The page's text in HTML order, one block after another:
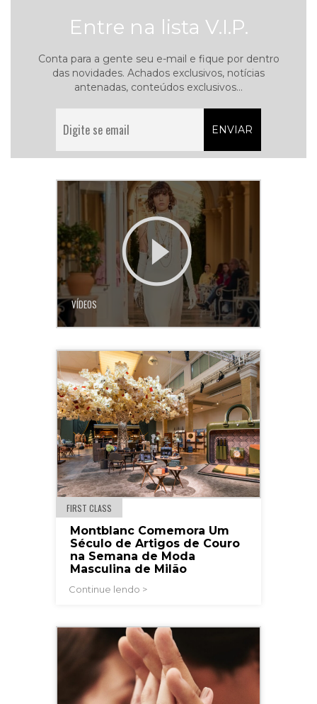
Entre na lista V.I.P.
Conta para a gente seu e-mail e fique por dentro
das novidades. Achados exclusivos, notícias
antenadas, conteúdos exclusivos...
VÍDEOS
FIRST CLASS
Montblanc Comemora Um
Século de Artigos de Couro
na Semana de Moda
Masculina de Milão
Continue lendo >